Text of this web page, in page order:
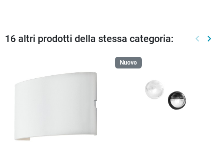
16 altri prodotti della stessa categoria: keyboard_arrow_left keyboard_arrow_right
Nuovo